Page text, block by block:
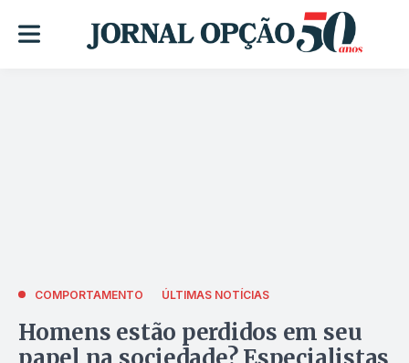
COMPORTAMENTO ÚLTIMAS NOTÍCIAS
Homens estão perdidos em seu